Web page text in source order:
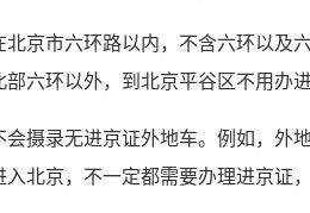
京市六环路以内，不含六环以及
六环以外，到北京平谷区不用办进
摄录无进京证外地车。例如，外
北京，不一定都需要办理进京证